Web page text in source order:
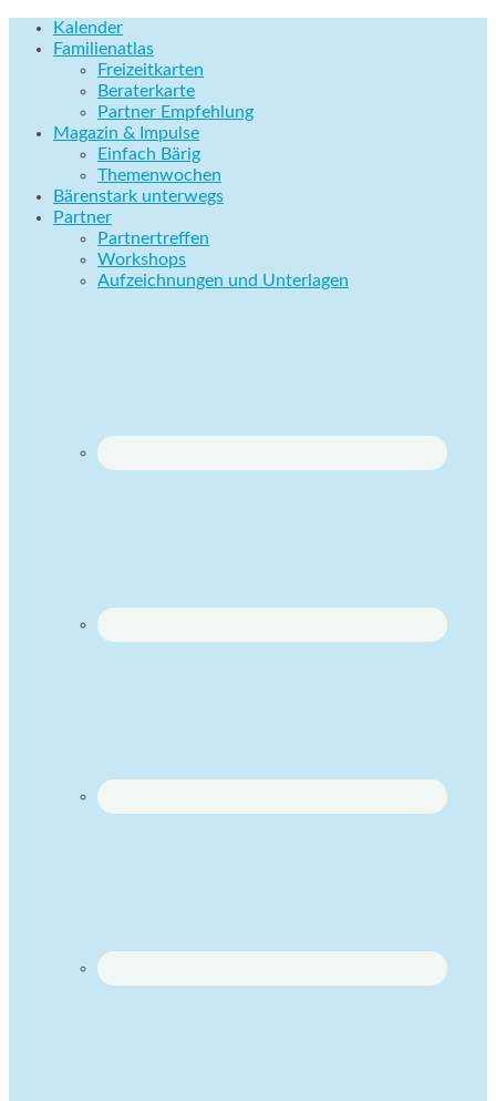
Kalender
Familienatlas
Freizeitkarten
Beraterkarte
Partner Empfehlung
Magazin & Impulse
Einfach Bärig
Themenwochen
Bärenstark unterwegs
Partner
Partnertreffen
Workshops
Aufzeichnungen und Unterlagen